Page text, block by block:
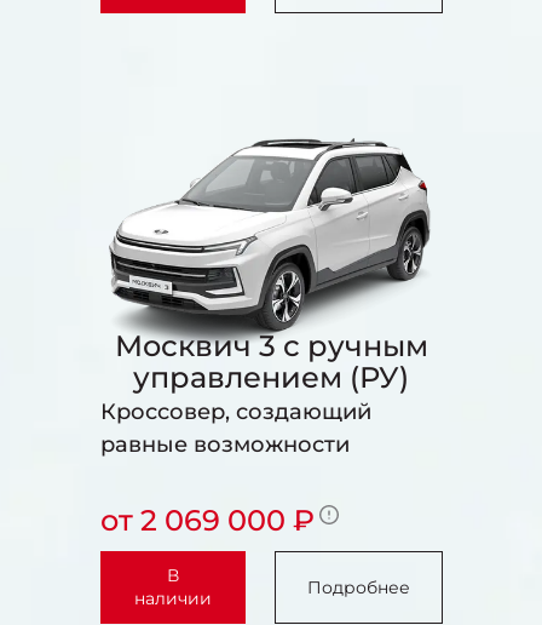
Москвич 3 с ручным
управлением (РУ)
Кроссовер, создающий
равные возможности
от 2 069 000 ₽
В
наличии
Подробнее